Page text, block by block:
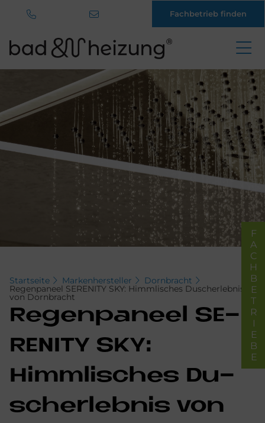
Fachbetrieb finden
Startseite Markenhersteller Dornbracht
Regenpaneel SERENITY SKY: Himmlisches Duscherlebnis
von Dornbracht
Re­gen­pa­neel SE­
RE­NI­TY SKY:
Himm­li­sches Du­
sch­er­leb­nis von
FACHBETRIEBE